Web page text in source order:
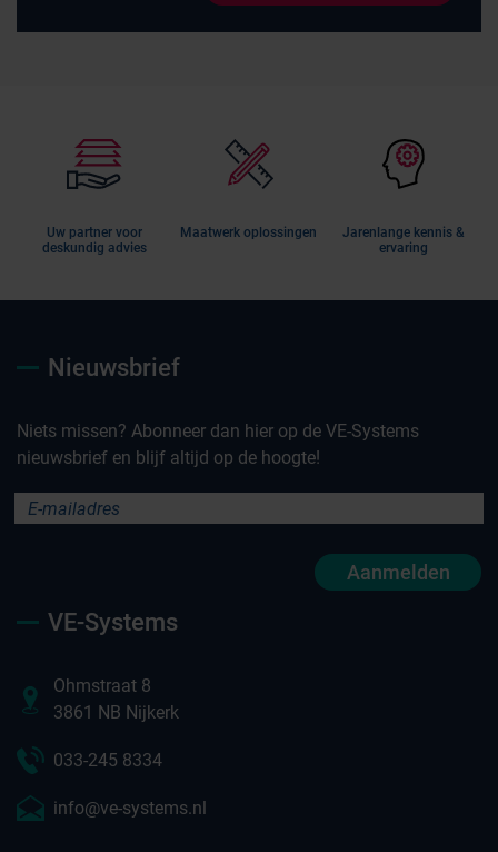
Uw partner voor
deskundig advies
Maatwerk oplossingen
Jarenlange kennis &
ervaring
Nieuwsbrief
Niets missen? Abonneer dan hier op de VE-Systems
nieuwsbrief en blijf altijd op de hoogte!
Aanmelden
VE-Systems
Ohmstraat 8
3861 NB Nijkerk
033-245 8334
info@ve-systems.nl